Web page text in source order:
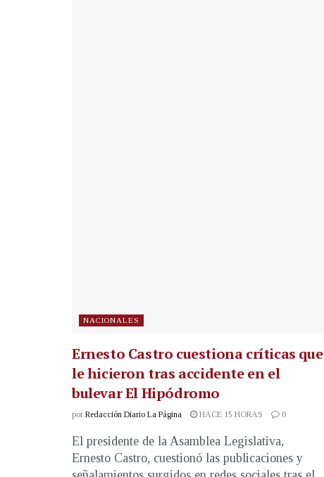
NACIONALES
Ernesto Castro cuestiona críticas que
le hicieron tras accidente en el
bulevar El Hipódromo
por Redacción Diario La Página HACE 15 HORAS 0
El presidente de la Asamblea Legislativa,
Ernesto Castro, cuestionó las publicaciones y